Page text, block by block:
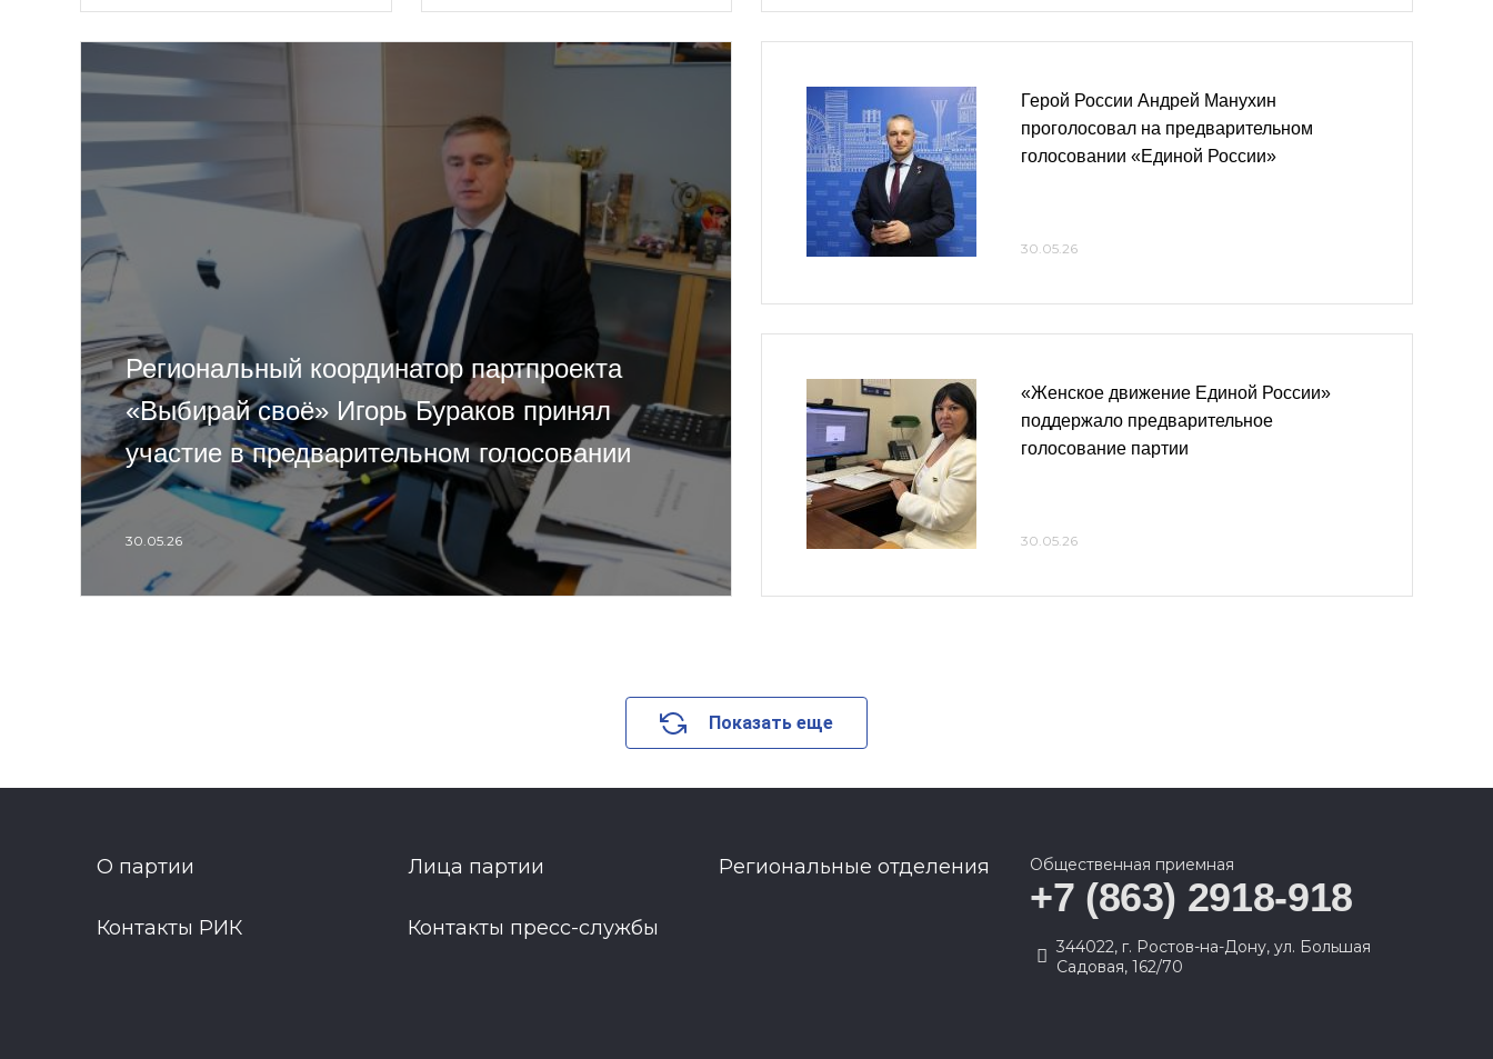
Региональный координатор партпроекта
«Выбирай своё» Игорь Бураков принял
участие в предварительном голосовании
30.05.26
Герой России Андрей Манухин
проголосовал на предварительном
голосовании «Единой России»
30.05.26
«Женское движение Единой России»
поддержало предварительное
голосование партии
30.05.26
Показать еще
О партии Лица партии Региональные отделения
Контакты РИК Контакты пресс-службы
Общественная приемная
+7 (863) 2918-918
344022, г. Ростов-на-Дону, ул. Большая
Садовая, 162/70